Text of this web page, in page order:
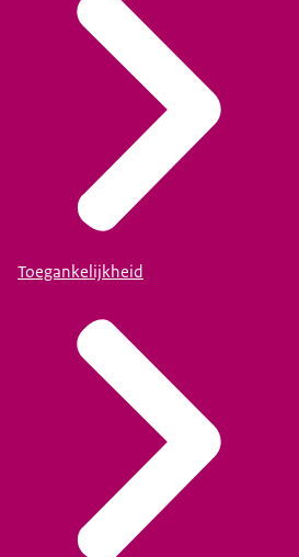
Toegankelijkheid